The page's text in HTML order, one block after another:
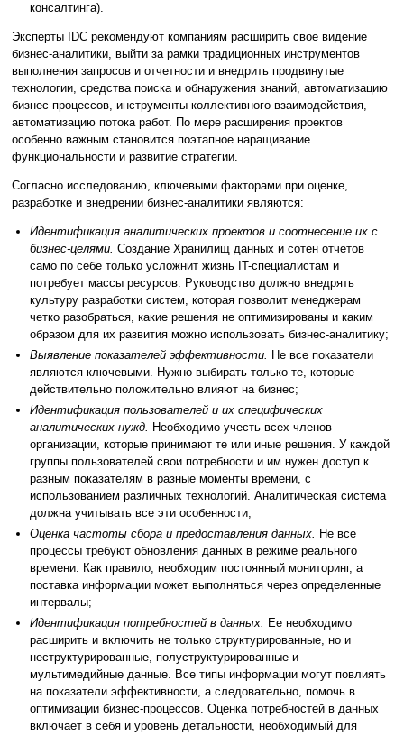
консалтинга).
Эксперты IDC рекомендуют компаниям расширить свое видение
бизнес-аналитики, выйти за рамки традиционных инструментов
выполнения запросов и отчетности и внедрить продвинутые
технологии, средства поиска и обнаружения знаний, автоматизацию
бизнес-процессов, инструменты коллективного взаимодействия,
автоматизацию потока работ. По мере расширения проектов
особенно важным становится поэтапное наращивание
функциональности и развитие стратегии.
Согласно исследованию, ключевыми факторами при оценке,
разработке и внедрении бизнес-аналитики являются:
Идентификация аналитических проектов и соотнесение их с
бизнес-целями. Создание Хранилищ данных и сотен отчетов
само по себе только усложнит жизнь IT-специалистам и
потребует массы ресурсов. Руководство должно внедрять
культуру разработки систем, которая позволит менеджерам
четко разобраться, какие решения не оптимизированы и каким
образом для их развития можно использовать бизнес-аналитику;
Выявление показателей эффективности. Не все показатели
являются ключевыми. Нужно выбирать только те, которые
действительно положительно влияют на бизнес;
Идентификация пользователей и их специфических
аналитических нужд. Необходимо учесть всех членов
организации, которые принимают те или иные решения. У каждой
группы пользователей свои потребности и им нужен доступ к
разным показателям в разные моменты времени, с
использованием различных технологий. Аналитическая система
должна учитывать все эти особенности;
Оценка частоты сбора и предоставления данных. Не все
процессы требуют обновления данных в режиме реального
времени. Как правило, необходим постоянный мониторинг, а
поставка информации может выполняться через определенные
интервалы;
Идентификация потребностей в данных. Ее необходимо
расширить и включить не только структурированные, но и
неструктурированные, полуструктурированные и
мультимедийные данные. Все типы информации могут повлиять
на показатели эффективности, а следовательно, помочь в
оптимизации бизнес-процессов. Оценка потребностей в данных
включает в себя и уровень детальности, необходимый для